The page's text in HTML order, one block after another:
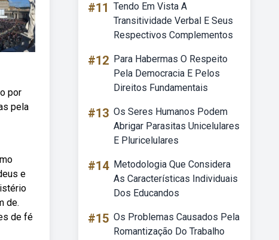
por
pela
e
de.
de fé
#11 Tendo Em Vista A
Transitividade Verbal E Seus
Respectivos Complementos
#12 Para Habermas O Respeito
Pela Democracia E Pelos
Direitos Fundamentais
#13 Os Seres Humanos Podem
Abrigar Parasitas Unicelulares
E Pluricelulares
#14 Metodologia Que Considera
As Características Individuais
Dos Educandos
#15 Os Problemas Causados Pela
Romantização Do Trabalho